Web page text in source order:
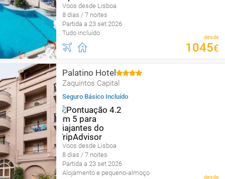
Voos desde Lisboa
8 dias / 7 noites
Partida a 23 set 2026
Tudo incluído
desde
1045€
Palatino Hotel
Zaquintos Capital
Seguro Básico Incluído
Voos desde Lisboa
8 dias / 7 noites
Partida a 23 set 2026
Alojamento e pequeno-almoço
desde